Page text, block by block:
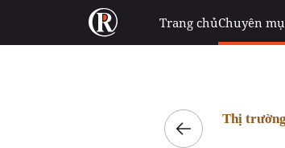
Trang chủChuyên
Thị trường